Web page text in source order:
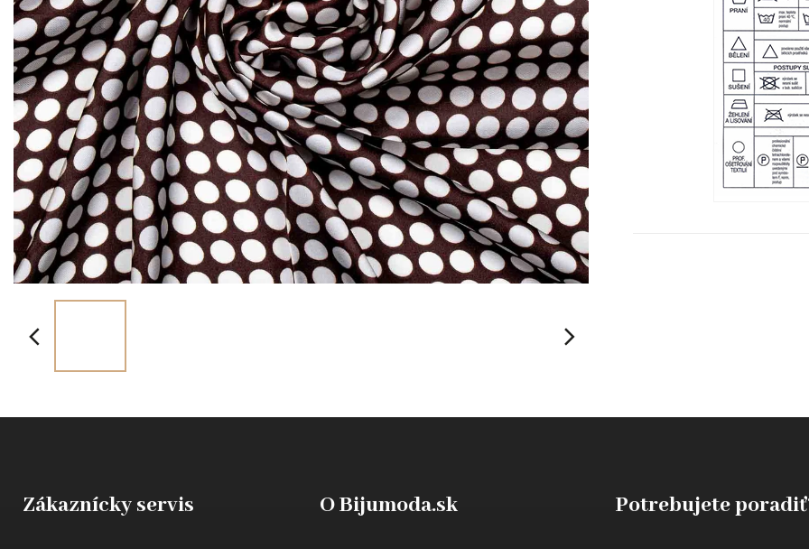
Zákaznícky servis O Bijumoda.sk Potrebujete